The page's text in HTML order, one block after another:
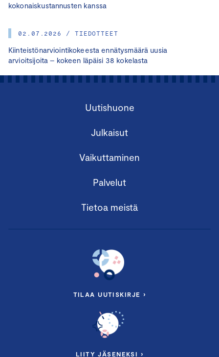
kokonaiskustannusten kanssa
02.07.2026 / TIEDOTTEET
Kiinteistönarviointikokeesta ennätysmäärä uusia
arvioitsijoita – kokeen läpäisi 38 kokelasta
Uutishuone
Julkaisut
Vaikuttaminen
Palvelut
Tietoa meistä
TILAA UUTISKIRJE ›
LIITY JÄSENEKSI ›